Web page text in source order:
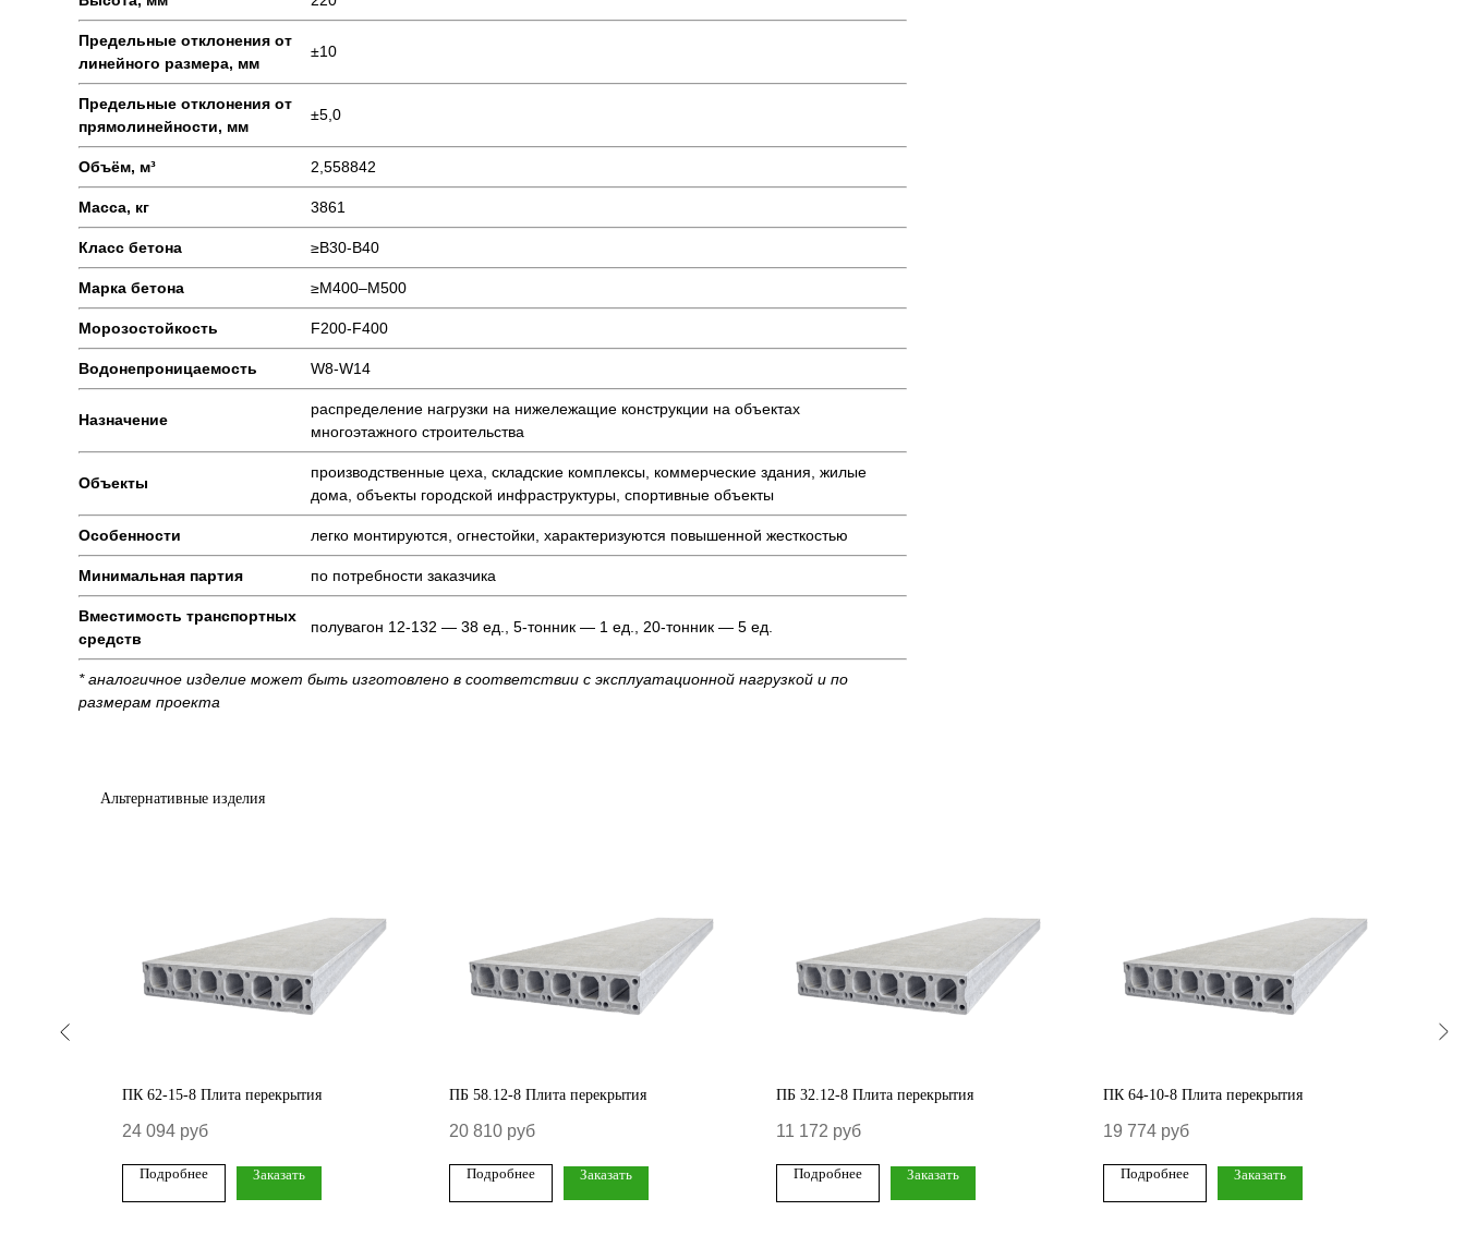
Предельные отклонения от
линейного размера, мм
±10
Предельные отклонения от
прямолинейности, мм
±5,0
Объём, м³ 2,558842
Масса, кг 3861
Класс бетона ≥В30-В40
Марка бетона ≥М400–М500
Морозостойкость F200-F400
Водонепроницаемость W8-W14
Назначение
распределение нагрузки на нижележащие конструкции на объектах
многоэтажного строительства
Объекты
производственные цеха, складские комплексы, коммерческие здания, жилые
дома, объекты городской инфраструктуры, спортивные объекты
Особенности легко монтируются, огнестойки, характеризуются повышенной жесткостью
Минимальная партия по потребности заказчика
Вместимость транспортных
средств
полувагон 12-132 — 38 ед., 5-тонник — 1 ед., 20-тонник — 5 ед.
* аналогичное изделие может быть изготовлено в соответствии с эксплуатационной нагрузкой и по
размерам проекта
Альтернативные изделия
ПК 62-15-8 Плита перекрытия
24 094 руб
Подробнее Заказать
ПБ 58.12-8 Плита перекрытия
20 810 руб
Подробнее Заказать
ПБ 32.12-8 Плита перекрытия
11 172 руб
Подробнее Заказать
ПК 64-10-8 Плита перекрытия
19 774 руб
Подробнее Заказать